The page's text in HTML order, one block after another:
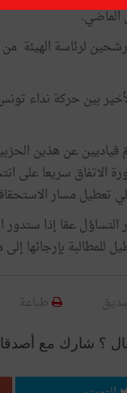
لرئاسة الهيئة
بين حركة نداء
قياديين عن هذين
سريعا على
تعطيل مسار
عمّا إذا ستدور
طباعة
؟ شارك مع